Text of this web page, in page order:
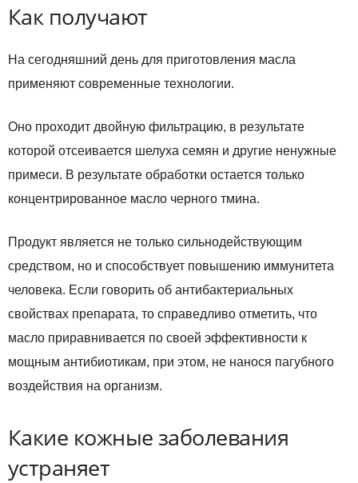
Как получают
На сегодняшний день для приготовления масла
применяют современные технологии.
Оно проходит двойную фильтрацию, в результате
которой отсеивается шелуха семян и другие ненужные
примеси. В результате обработки остается только
концентрированное масло черного тмина.
Продукт является не только сильнодействующим
средством, но и способствует повышению иммунитета
человека. Если говорить об антибактериальных
свойствах препарата, то справедливо отметить, что
масло приравнивается по своей эффективности к
мощным антибиотикам, при этом, не нанося пагубного
воздействия на организм.
Какие кожные заболевания
устраняет